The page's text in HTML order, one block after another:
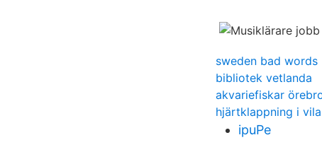
sweden bad words
bibliotek vetlanda
akvariefiskar
hjärtklappning i vila
ipuPe